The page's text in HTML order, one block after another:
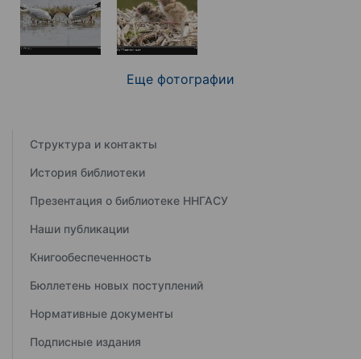
Еще фотографии
Структура и контакты
История библиотеки
Презентация о библиотеке ННГАСУ
Наши публикации
Книгообеспеченность
Бюллетень новых поступлений
Нормативные документы
Подписные издания